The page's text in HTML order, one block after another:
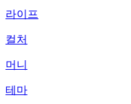
라이프
컬처
머니
테마